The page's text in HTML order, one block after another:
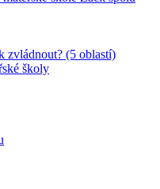
zvládnout? (5 oblastí)
školy